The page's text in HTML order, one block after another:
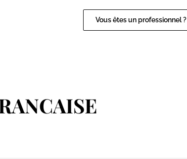
Vous êtes un professionnel ?